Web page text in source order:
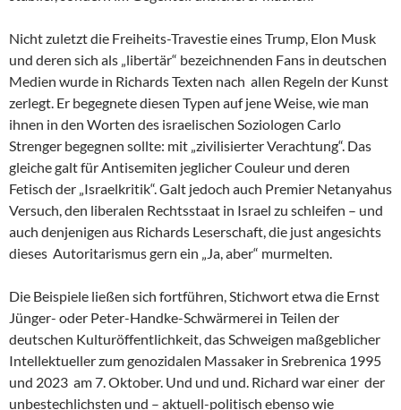
Nicht zuletzt die Freiheits-Travestie eines Trump, Elon Musk
und deren sich als „libertär“ bezeichnenden Fans in deutschen
Medien wurde in Richards Texten nach allen Regeln der Kunst
zerlegt. Er begegnete diesen Typen auf jene Weise, wie man
ihnen in den Worten des israelischen Soziologen Carlo
Strenger begegnen sollte: mit „zivilisierter Verachtung“. Das
gleiche galt für Antisemiten jeglicher Couleur und deren
Fetisch der „Israelkritik“. Galt jedoch auch Premier Netanyahus
Versuch, den liberalen Rechtsstaat in Israel zu schleifen – und
auch denjenigen aus Richards Leserschaft, die just angesichts
dieses Autoritarismus gern ein „Ja, aber“ murmelten.
Die Beispiele ließen sich fortführen, Stichwort etwa die Ernst
Jünger- oder Peter-Handke-Schwärmerei in Teilen der
deutschen Kulturöffentlichkeit, das Schweigen maßgeblicher
Intellektueller zum genozidalen Massaker in Srebrenica 1995
und 2023 am 7. Oktober. Und und und. Richard war einer der
unbestechlichsten und – aktuell-politisch ebenso wie